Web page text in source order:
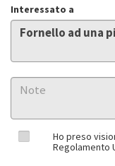
Interessato a
Ho preso
Regolamento